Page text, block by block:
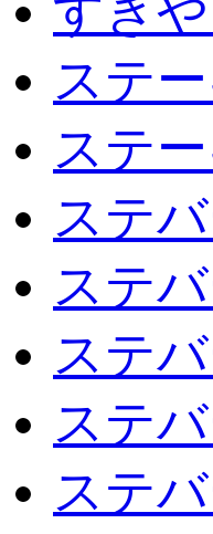
すきや
ステ
ステ
ステ
ステ
ステ
ステ
ステ